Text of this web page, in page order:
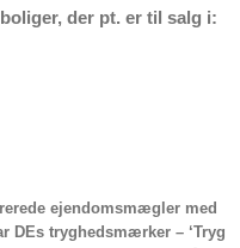
der pt. er til salg i:
ejendomsmægler med
DEs tryghedsmærker – ‘Tryg